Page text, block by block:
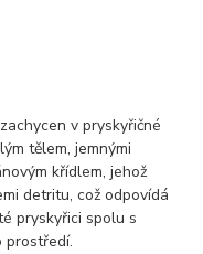
v pryskyřičné
tělem, jemnými
křídlem, jehož
detritu, což odpovídá
pryskyřici spolu s
prostředí.